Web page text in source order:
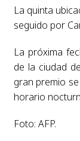
La quinta
seguido por
La próxima
de la ciudad
gran premio
horario
Foto: AFP.